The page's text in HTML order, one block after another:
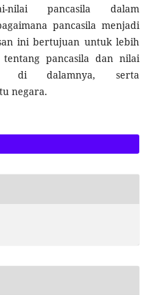
nilai pancasila dalam
pancasila menjadi
ini bertujuan untuk lebih
pancasila dan nilai
di dalamnya, serta
negara.